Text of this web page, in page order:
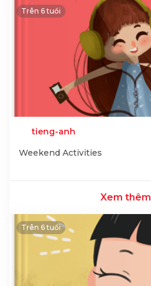
Trên 6 tuổi
tieng-anh
Weekend Activities
Xem thêm
Trên 6 tuổi